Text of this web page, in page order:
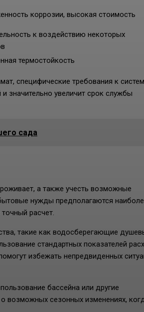
коррозии, высокая стоимость
к воздействию некоторых
термостойкость
специфические требования к
значительно увеличит срок службы
сада
а также учесть возможные
нужды предполагаются
расчет.
такие как водосберегающие
стандартных показателей
избежать непредвиденных
бассейна или другие
возможных сезонных изменениях,